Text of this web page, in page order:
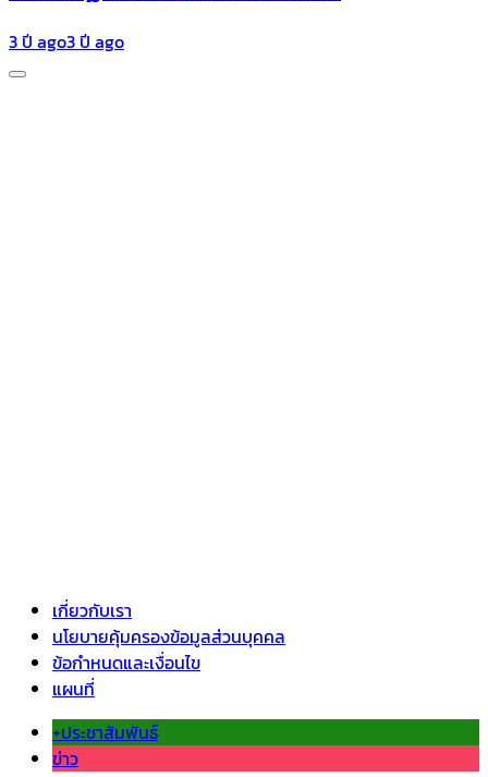
3 ปี ago3 ปี ago
เกี่ยวกับเรา
นโยบายคุ้มครองข้อมูลส่วนบุคคล
ข้อกำหนดและเงื่อนไข
แผนที่
+ประชาสัมพันธ์
ข่าว